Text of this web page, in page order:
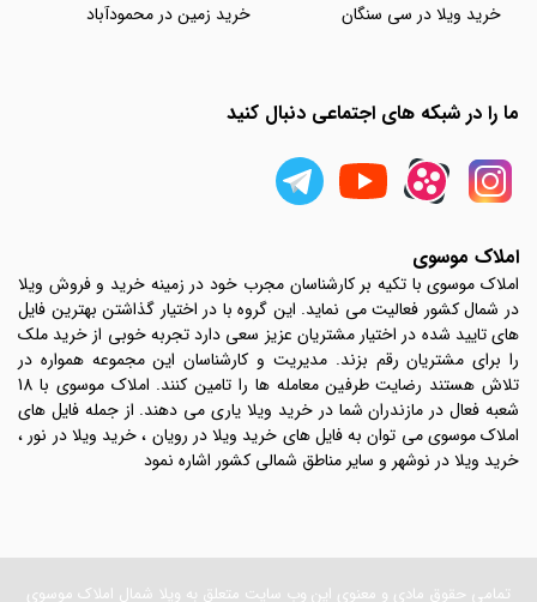
خرید ویلا در سی سنگان
خرید زمین در محمودآباد
ما را در شبکه های اجتماعی دنبال کنید
املاک موسوی
املاک موسوی با تکیه بر کارشناسان مجرب خود در زمینه خرید و فروش ویلا
در شمال کشور فعالیت می نماید. این گروه با در اختیار گذاشتن بهترین فایل
های تایید شده در اختیار مشتریان عزیز سعی دارد تجربه خوبی از خرید ملک
را برای مشتریان رقم بزند. مدیریت و کارشناسان این مجموعه همواره در
تلاش هستند رضایت طرفین معامله ها را تامین کنند. املاک موسوی با 18
شعبه فعال در مازندران شما در خرید ویلا یاری می دهند. از جمله فایل های
املاک موسوی می توان به فایل های خرید ویلا در رویان ، خرید ویلا در نور ،
خرید ویلا در نوشهر و سایر مناطق شمالی کشور اشاره نمود
تمامی حقوق مادی و معنوی این وب سایت متعلق به ویلا شمال املاک موسوی